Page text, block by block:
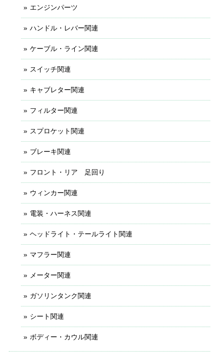
エンジンパーツ
ハンドル・レバー関連
ケーブル・ライン関連
スイッチ関連
キャブレター関連
フィルター関連
スプロケット関連
ブレーキ関連
フロント・リア 足回り
ウィンカー関連
電装・ハーネス関連
ヘッドライト・テールライト関連
マフラー関連
メーター関連
ガソリンタンク関連
シート関連
ボディー・カウル関連